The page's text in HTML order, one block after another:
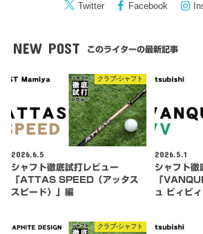
Twitter Facebook
NEW POST このライターの最新記事
クラブ-シャフト
2026.6.5
シャフト徹底試打レビュー
「ATTAS SPEED（アッタス
スピード）」編
2026.5.1
シャフト徹
「
ュ ビィビ
クラブ-シャフト